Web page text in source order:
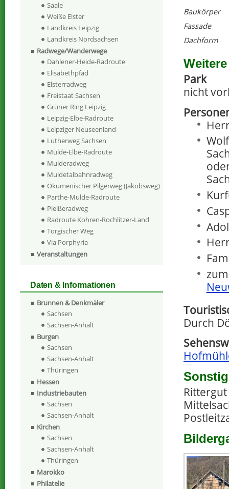
Baukörper
Fassade
Dachform
Park
nicht
Durch
Saale
Weiße Elster
Landkreis Leipzig
Landkreis Nordsachsen
Radwege/Wanderwege
Dahlener-Heide-Radroute
Elisabethpfad
Elsterradweg
Freistaat Sachsen
Grüner Ring Leipzig
Leipzig-Elbe-Radroute
Leipziger Neuseenland
Lutherweg Sachsen
Mulde-Elbe-Radroute
Mulderadweg
Muldetalbahnradweg
Ökumenischer Pilgerweg (Jakobsweg)
Parthe-Mulde-Radroute
Pleißeradweg
Radroute Kohren-Rochlitzer-Land
Torgischer Weg
Via Porphyria
Veranstaltungen
Daten & Informationen
Brunnen & Denkmäler
Sachsen
Sachsen-Anhalt
Burgen
Sachsen
Sachsen-Anhalt
Thüringen
Hessen
Industriebauten
Sachsen
Sachsen-Anhalt
Kirchen
Sachsen
Sachsen-Anhalt
Thüringen
Marokko
Philatelie